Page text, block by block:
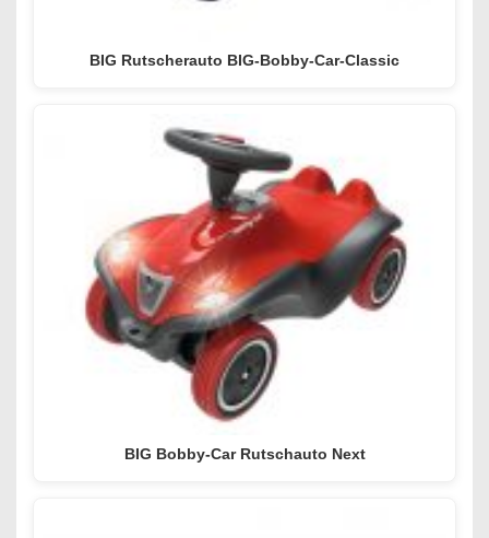
BIG Rutscherauto BIG-Bobby-Car-Classic
BIG Bobby-Car Rutschauto Next